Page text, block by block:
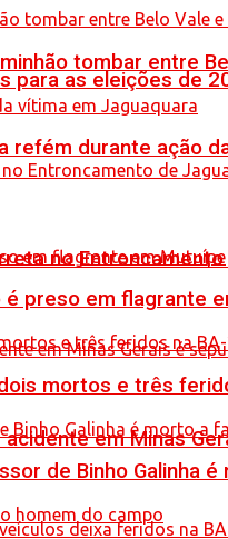
as eleições de
no
em Minas
tombar entre
durante ação
preso em flagrante
mortos e três
de Binho Galinha